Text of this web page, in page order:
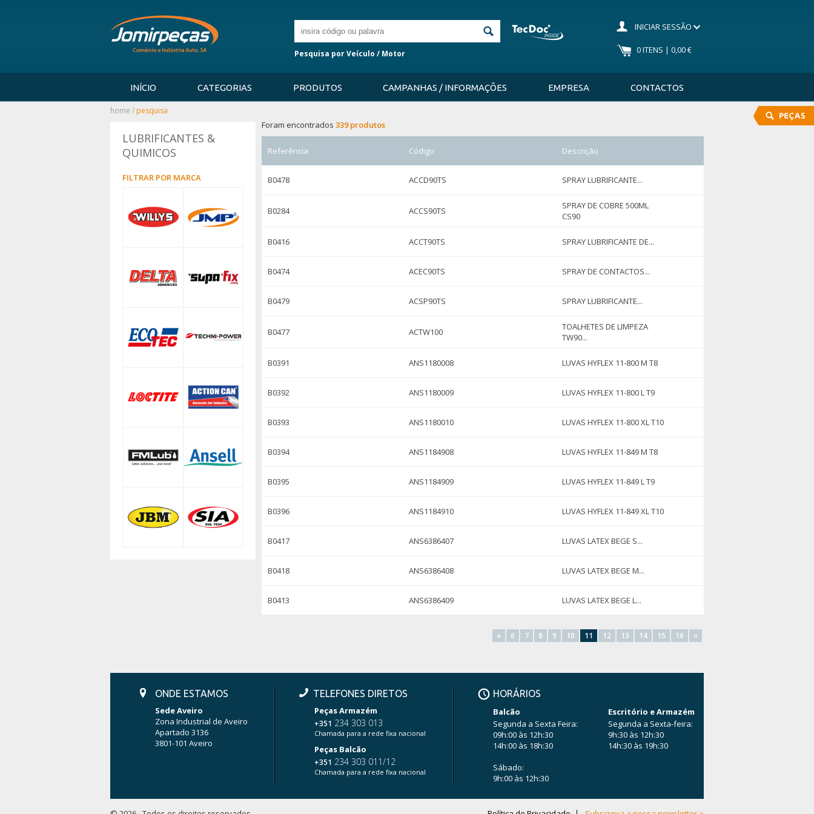
Pesquisa por Veículo / Motor
INICIAR SESSÃO
0 ITENS | 0,00 €
INÍCIO CATEGORIAS PRODUTOS CAMPANHAS / INFORMAÇÕES EMPRESA CONTACTOS
home / pesquisa
LUBRIFICANTES &
QUIMICOS
FILTRAR POR MARCA
Foram encontrados 339 produtos
Referência Código Descrição
B0478 ACCD90TS SPRAY LUBRIFICANTE...
B0284 ACCS90TS
SPRAY DE COBRE 500ML
CS90
B0416 ACCT90TS SPRAY LUBRIFICANTE DE...
B0474 ACEC90TS SPRAY DE CONTACTOS...
B0479 ACSP90TS SPRAY LUBRIFICANTE...
B0477 ACTW100
TOALHETES DE LIMPEZA
TW90...
B0391 ANS1180008 LUVAS HYFLEX 11-800 M T8
B0392 ANS1180009 LUVAS HYFLEX 11-800 L T9
B0393 ANS1180010 LUVAS HYFLEX 11-800 XL T10
B0394 ANS1184908 LUVAS HYFLEX 11-849 M T8
B0395 ANS1184909 LUVAS HYFLEX 11-849 L T9
B0396 ANS1184910 LUVAS HYFLEX 11-849 XL T10
B0417 ANS6386407 LUVAS LATEX BEGE S...
B0418 ANS6386408 LUVAS LATEX BEGE M...
B0413 ANS6386409 LUVAS LATEX BEGE L...
« 6 7 8 9 10 11 12 13 14 15 16 »
ONDE ESTAMOS
Sede Aveiro
Zona Industrial de Aveiro
Apartado 3136
3801-101 Aveiro
TELEFONES DIRETOS
Peças Armazém
+351 234 303 013
Chamada para a rede fixa nacional
Peças Balcão
+351 234 303 011/12
Chamada para a rede fixa nacional
HORÁRIOS
Balcão
Segunda a Sexta Feira:
09h:00 às 12h:30
14h:00 às 18h:30
Sábado:
9h:00 às 12h:30
Escritório e Armazém
Segunda a Sexta-feira:
9h:30 às 12h:30
14h:30 às 19h:30